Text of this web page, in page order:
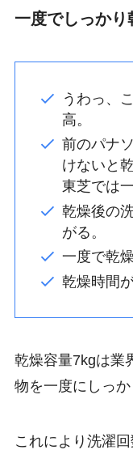
一度でしっかり
うわっ、
高。
前のパナ
けないと
東芝では
乾燥後の
がる。
一度で乾
乾燥時間
乾燥容量7kgは業
物を一度にしっか
これにより洗濯